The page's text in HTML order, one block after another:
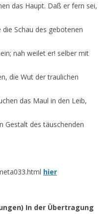
das Haupt. Daß er fern sei,
die Schau des gebotenen
nah weilet er! selber mit
die Wut der traulichen
das Maul in den Leib,
Gestalt des täuschenden
hier
In der Übertragung